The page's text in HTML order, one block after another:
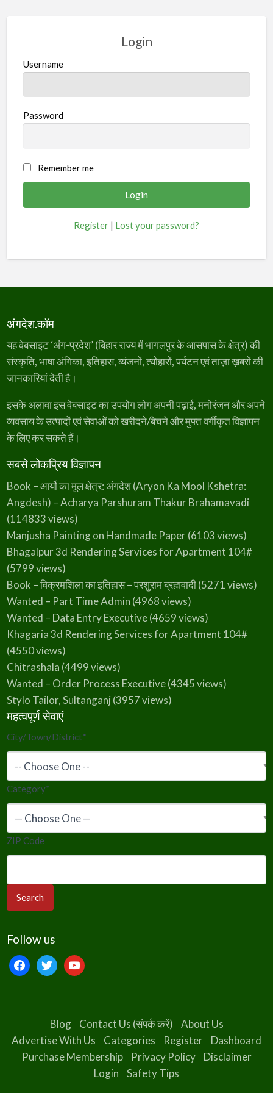
Login
Username
Password
Remember me
Register | Lost your password?
अंगदेश.कॉम
यह वेबसाइट ‘अंग-प्रदेश’ (बिहार राज्य में भागलपुर के आसपास के क्षेत्र) की
संस्कृति, भाषा अंगिका, इतिहास, व्यंजनों, त्योहारों, पर्यटन एवं ताज़ा ख़बरों की
जानकारियां देती है।
इसके अलावा इस वेबसाइट का उपयोग लोग अपनी पढ़ाई, मनोरंजन और अपने
व्यवसाय के उत्पादों एवं सेवाओं को खरीदने/बेचने और मुफ्त वर्गीकृत विज्ञापन
के लिए कर सकते हैं।
सबसे लोकप्रिय विज्ञापन
Book – आर्यो का मूल क्षेत्र: अंगदेश (Aryon Ka Mool Kshetra:
Angdesh) – Acharya Parshuram Thakur Brahamavadi
(114833 views)
Manjusha Painting on Handmade Paper(6103 views)
Bhagalpur 3d Rendering Services for Apartment 104#
(5799 views)
Book – विक्रमशिला का इतिहास – परशुराम ब्रह्मवादी(5271 views)
Wanted – Part Time Admin (4968 views)
Wanted – Data Entry Executive(4659 views)
Khagaria 3d Rendering Services for Apartment 104#
(4550 views)
Chitrashala (4499 views)
Wanted – Order Process Executive(4345 views)
Stylo Tailor, Sultanganj (3957 views)
महत्वपूर्ण सेवाएं
City/Town/District*
Category*
ZIP Code
Follow us
facebooktwitteryoutube
Blog Contact Us (संपर्क करें)
About Us
Advertise With Us
Categories Register
Dashboard
Purchase Membership
Privacy Policy
Disclaimer
Login
Safety Tips